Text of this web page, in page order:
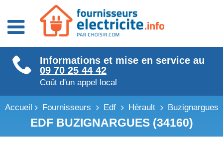
Fournisseurs énergie
Fournisseurs électricité
Fournisseurs gaz
Informations et mise en service au
09 70 25 44 42
Coût d'un appel local
Accueil Fournisseurs Edf Hérault Buzignargues
EDF BUZIGNARGUES (34160)